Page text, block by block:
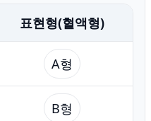
표현형(혈액형)
A형
B형